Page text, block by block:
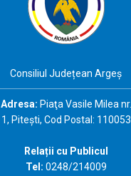
Consiliul Județean Argeș
Adresa: Piaţa Vasile Milea nr.
1, Piteşti, Cod Postal: 110053
Relații cu Publicul
Tel: 0248/214009